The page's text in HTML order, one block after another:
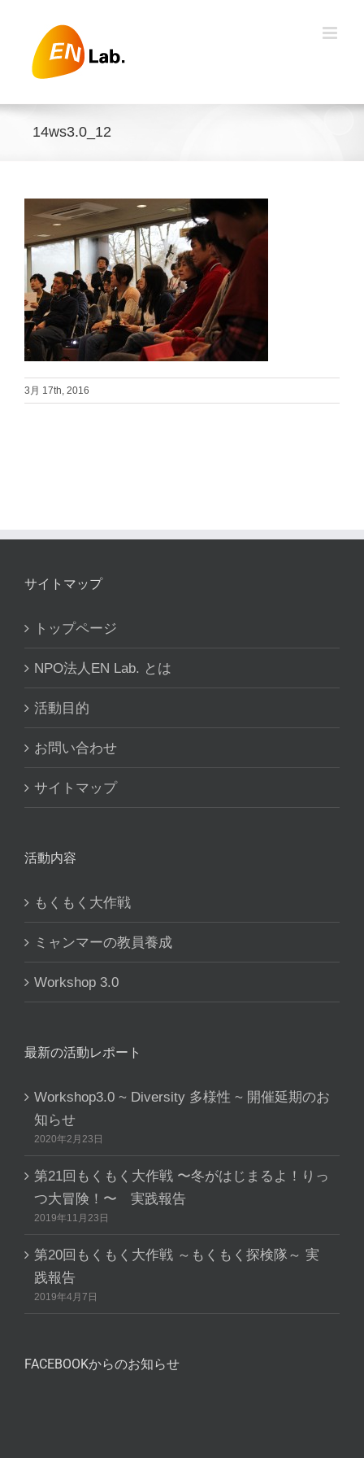
content
14ws3.0_12
3月 17th, 2016
サイトマップ
トップページ
NPO法人EN Lab. とは
活動目的
お問い合わせ
サイトマップ
活動内容
もくもく大作戦
ミャンマーの教員養成
Workshop 3.0
最新の活動レポート
Workshop3.0 ~ Diversity 多様性 ~ 開催延期のお
知らせ
2020年2月23日
第21回もくもく大作戦 〜冬がはじまるよ！りっ
つ大冒険！〜 実践報告
2019年11月23日
第20回もくもく大作戦 ～もくもく探検隊～ 実
践報告
2019年4月7日
FACEBOOKからのお知らせ